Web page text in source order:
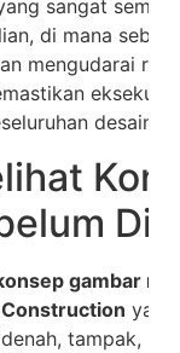
sangat
di mana
mengudarai
desain
gambar
tampak,